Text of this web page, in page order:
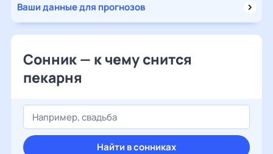
Ваши данные для прогнозов
Сонник — к чему снится
пекарня
Найти в сонниках